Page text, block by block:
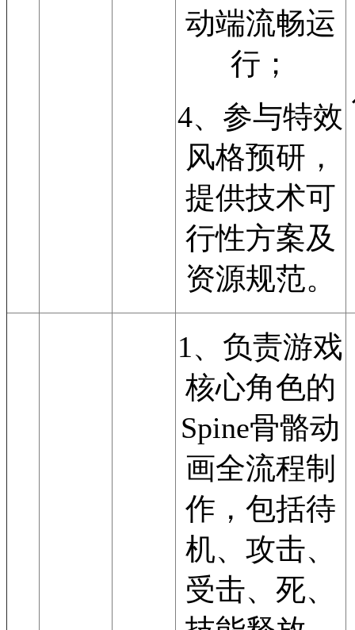
动端流畅运
行；
4、参与特效
风格预研，
提供技术可
行性方案及
资源规范。
1、负责游戏
核心角色的
Spine骨骼动
画全流程制
作，包括待
机、攻击、
受击、死、